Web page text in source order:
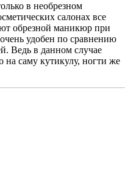
в необрезном
салонах все
обрезной маникюр при
удобен по сравнению
Ведь в данном случае
на саму кутикулу, ногти же